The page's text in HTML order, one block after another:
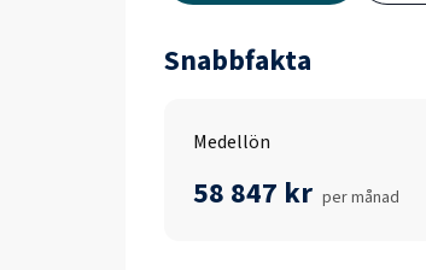
Snabbfakta
Medellön
58 847 kr per månad